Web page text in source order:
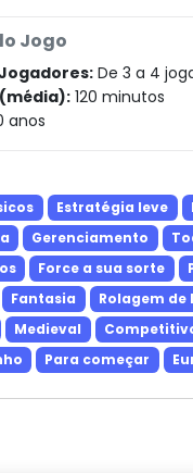
Jogo
De 3 a 4
120 minutos
anos
Estratégia leve
Gerenciamento
Force a sua sorte
Fantasia Rolagem de
Medieval
Para começar